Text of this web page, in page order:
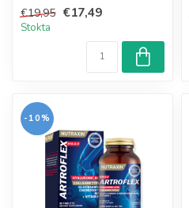
€19,95 €17,49
Stokta
-10%